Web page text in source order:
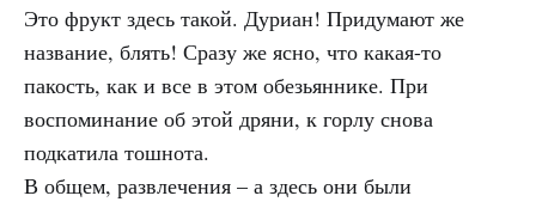
Это фрукт здесь такой. Дуриан! Придумают же
название, блять! Сразу же ясно, что какая-то
пакость, как и все в этом обезьяннике. При
воспоминание об этой дряни, к горлу снова
подкатила тошнота.
В общем, развлечения – а здесь они были